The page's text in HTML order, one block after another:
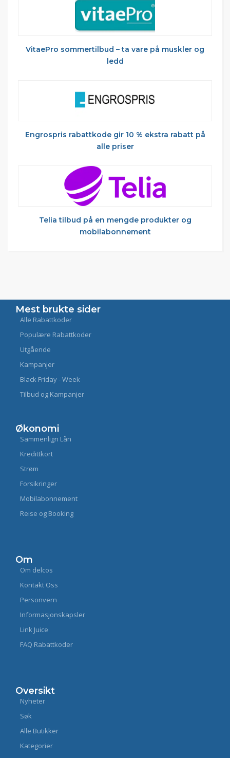
VitaePro sommertilbud – ta vare på muskler og
ledd
Engrospris rabattkode gir 10 % ekstra rabatt på
alle priser
Telia tilbud på en mengde produkter og
mobilabonnement
Mest brukte sider
Alle Rabattkoder
Populære Rabattkoder
Utgående
Kampanjer
Black Friday - Week
Tilbud og Kampanjer
Økonomi
Sammenlign Lån
Kredittkort
Strøm
Forsikringer
Mobilabonnement
Reise og Booking
Om
Om delcos
Kontakt Oss
Personvern
Informasjonskapsler
Link Juice
FAQ Rabattkoder
Oversikt
Nyheter
Søk
Alle Butikker
Kategorier